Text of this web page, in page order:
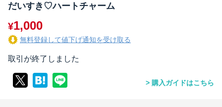
だいすき♡ハートチャーム
¥1,000
無料登録して値下げ通知を受け取る
取引が終了しました
購入ガイドはこちら